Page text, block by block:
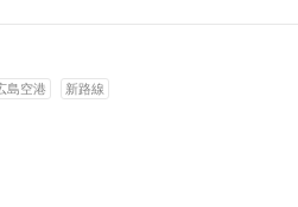
島空港 新路線